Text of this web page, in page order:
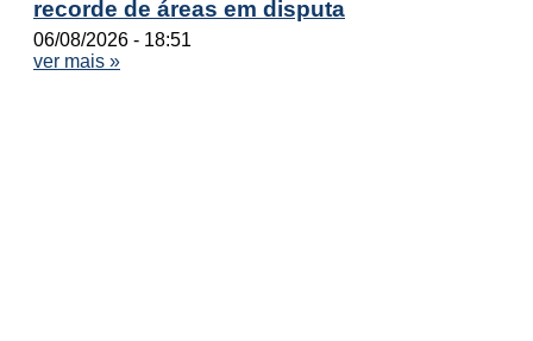
recorde de áreas em disputa
06/08/2026
18:51
ver mais »